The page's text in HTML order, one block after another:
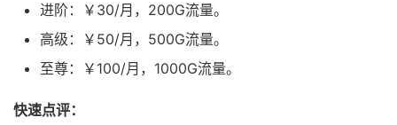
进阶：￥30/月，200G流量。
高级：￥50/月，500G流量。
至尊：￥100/月，1000G流量。
快速点评：